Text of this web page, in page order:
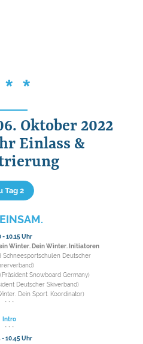
*
Oktober 2022
Einlass &
Tag 2
- 10.15 Uhr
Winter. Dein Winter. Initiatoren
Schneesportschulen Deutscher
Snowboard Germany)
Deutscher Skiverband)
Dein Sport. Koordinator)
* * *
Intro
* * *
- 10.45 Uhr